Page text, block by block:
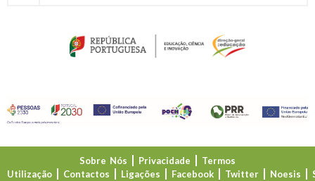
Sobre Nós Privacidade
Termos
Utilização
Contactos Ligações Facebook Twitter Noesis